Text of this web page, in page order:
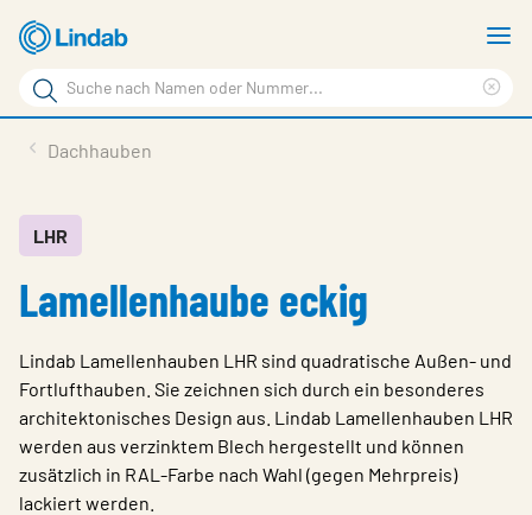
Zum
Hauptinhalt
springen
Suchbegriff
Seite
durchsuchen
Wissen & Service
Inspiration
Nachhaltigkeit
Wähle Sprache
Dachhauben
LHR
Lamellenhaube eckig
Lindab Lamellenhauben LHR sind quadratische Außen- und
Fortlufthauben. Sie zeichnen sich durch ein besonderes
architektonisches Design aus. Lindab Lamellenhauben LHR
werden aus verzinktem Blech hergestellt und können
zusätzlich in RAL-Farbe nach Wahl (gegen Mehrpreis)
lackiert werden.